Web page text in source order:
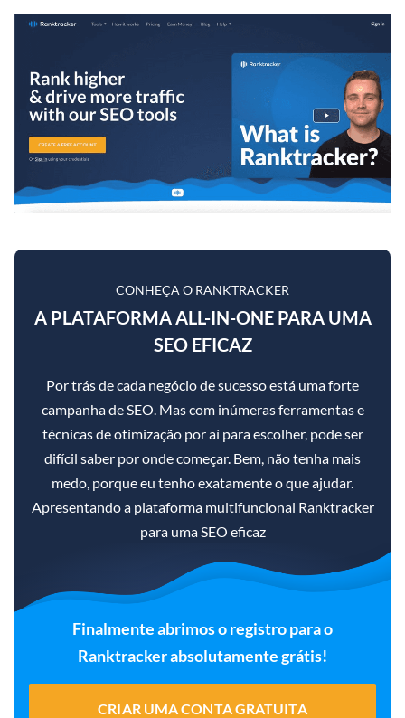
CONHEÇA O RANKTRACKER
A PLATAFORMA ALL-IN-ONE PARA UMA
SEO EFICAZ
Por trás de cada negócio de sucesso está uma forte
campanha de SEO. Mas com inúmeras ferramentas e
técnicas de otimização por aí para escolher, pode ser
difícil saber por onde começar. Bem, não tenha mais
medo, porque eu tenho exatamente o que ajudar.
Apresentando a plataforma multifuncional Ranktracker
para uma SEO eficaz
Finalmente abrimos o registro para o
Ranktracker absolutamente grátis!
CRIAR UMA CONTA GRATUITA